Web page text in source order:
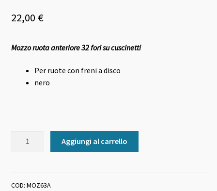
22,00 €
Mozzo ruota anteriore 32 fori su cuscinetti
Per ruote con freni a disco
nero
fori
Aggiungi al carrello
COD: MOZ63A